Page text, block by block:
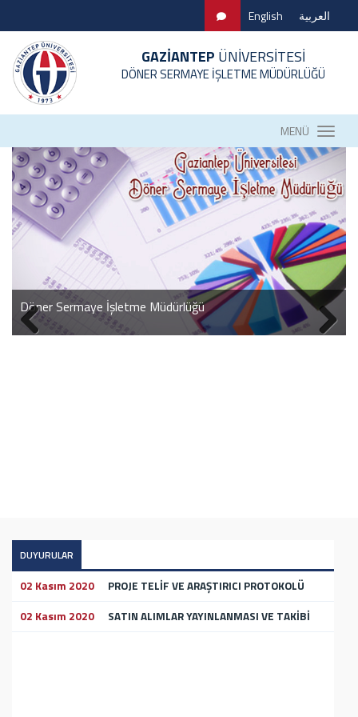
English العربية
GAZİANTEP ÜNİVERSİTESİ
DÖNER SERMAYE İŞLETME MÜDÜRLÜĞÜ
MENÜ
Döner Sermaye İşletme Müdürlüğü
DUYURULAR
02 Kasım 2020
PROJE TELİF VE ARAŞTIRICI PROTOKOLÜ
02 Kasım 2020
SATIN ALIMLAR YAYINLANMASI VE TAKİBİ